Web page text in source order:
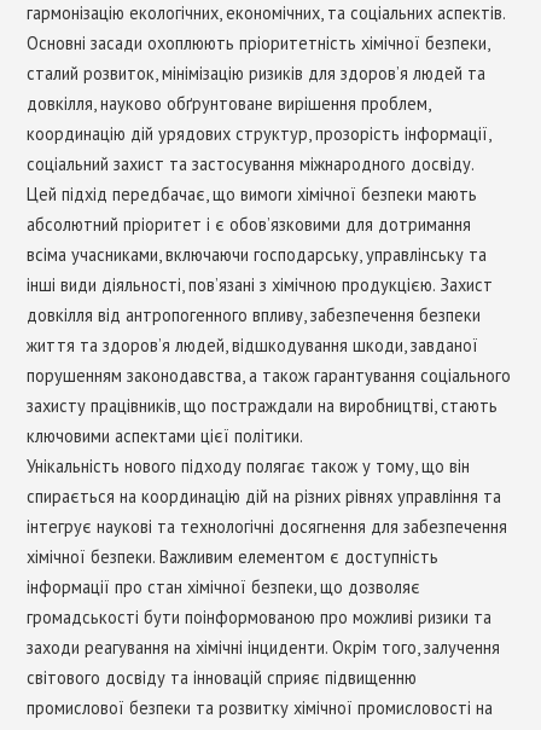
гармонізацію екологічних, економічних, та соціальних аспектів.
Основні засади охоплюють пріоритетність хімічної безпеки,
сталий розвиток, мінімізацію ризиків для здоров’я людей та
довкілля, науково обґрунтоване вирішення проблем,
координацію дій урядових структур, прозорість інформації,
соціальний захист та застосування міжнародного досвіду.
Цей підхід передбачає, що вимоги хімічної безпеки мають
абсолютний пріоритет і є обов’язковими для дотримання
всіма учасниками, включаючи господарську, управлінську та
інші види діяльності, пов’язані з хімічною продукцією. Захист
довкілля від антропогенного впливу, забезпечення безпеки
життя та здоров’я людей, відшкодування шкоди, завданої
порушенням законодавства, а також гарантування соціального
захисту працівників, що постраждали на виробництві, стають
ключовими аспектами цієї політики.
Унікальність нового підходу полягає також у тому, що він
спирається на координацію дій на різних рівнях управління та
інтегрує наукові та технологічні досягнення для забезпечення
хімічної безпеки. Важливим елементом є доступність
інформації про стан хімічної безпеки, що дозволяє
громадськості бути поінформованою про можливі ризики та
заходи реагування на хімічні інциденти. Окрім того, залучення
світового досвіду та інновацій сприяє підвищенню
промислової безпеки та розвитку хімічної промисловості на